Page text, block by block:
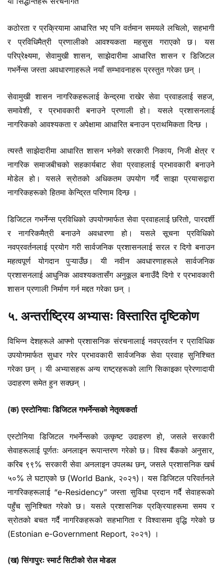
कठोरता र प्रक्रियामा आधारित भए पनि वर्तमान समयले लचिलो, सहभागी
र प्रविधिमैत्री प्रणालीको आवश्यकता महसुस गराएको छ। यस
परिप्रेक्ष्यमा, सेवामुखी शासन, साझेदारीमा आधारित शासन र डिजिटल
गभर्नेन्स जस्ता अवधारणाहरूले नयाँ सम्भावनाहरू प्रस्तुत गरेका छन् ।
सेवामुखी शासन नागरिकहरूलाई केन्द्रमा राखेर सेवा प्रवाहलाई सहज,
समावेशी, र प्रभावकारी बनाउने प्रणाली हो। यसले प्रशासनलाई
नागरिकको आवश्यकता र अपेक्षामा आधारित बनाउन प्राथमिकता दिन्छ ।
त्यस्तै साझेदारीमा आधारित शासन भनेको सरकारी निकाय, निजी क्षेत्र र
नागरिक समाजबीचको सहकार्यबाट सेवा प्रवाहलाई प्रभावकारी बनाउने
मोडेल हो। यसले स्रोतको अधिकतम उपयोग गर्दै साझा प्रयासद्वारा
नागरिकहरूको हितमा केन्द्रित परिणाम दिन्छ ।
डिजिटल गभर्नेन्स प्रविधिको उपयोगमार्फत सेवा प्रवाहलाई छरितो, पारदर्शी
र नागरिकमैत्री बनाउने अवधारणा हो। यसले सूचना प्रविधिको
नवप्रवर्तनलाई प्रयोग गरी सार्वजनिक प्रशासनलाई सरल र दिगो बनाउन
महत्वपूर्ण योगदान पुऱ्याउँछ। यी नवीन अवधारणाहरूले सार्वजनिक
प्रशासनलाई आधुनिक आवश्यकतासँग अनुकूल बनाउँदै दिगो र प्रभावकारी
शासन प्रणाली निर्माण गर्न मद्दत गरेका छन् ।
५. अन्तर्राष्ट्रिय अभ्यासः विस्तारित दृष्टिकोण
विभिन्न देशहरूले आफ्नो प्रशासनिक संरचनालाई नवप्रवर्तन र प्राविधिक
उपयोगमार्फत सुधार गरेर प्रभावकारी सार्वजनिक सेवा प्रवाह सुनिश्चित
गरेका छन् । यी अभ्यासहरू अन्य राष्ट्रहरूको लागि सिकाइका प्रेरणादायी
उदाहरण समेत हुन सक्छन् ।
(क) एस्टोनियाः डिजिटल गभर्नेन्सको नेतृत्वकर्ता
एस्टोनिया डिजिटल गभर्नेन्सको उत्कृष्ट उदाहरण हो, जसले सरकारी
सेवाहरूलाई पूर्णतः अनलाइन रूपान्तरण गरेको छ। विश्व बैंकको अनुसार,
करिब ९९% सरकारी सेवा अनलाइन उपलब्ध छन्, जसले प्रशासनिक खर्च
५०% ले घटाएको छ (World Bank, २०२१)। यस डिजिटल परिवर्तनले
नागरिकहरूलाई “e-Residency” जस्ता सुविधा प्रदान गर्दै सेवाहरूको
पहुँच सुनिश्चित गरेको छ। यसले प्रशासनिक प्रक्रियाहरूमा समय र
स्रोतको बचत गर्दै नागरिकहरूको सहभागिता र विश्वासमा वृद्धि गरेको छ
(Estonian e-Government Report, २०२१) ।
(ख) सिंगापुरः स्मार्ट सिटीको रोल मोडल